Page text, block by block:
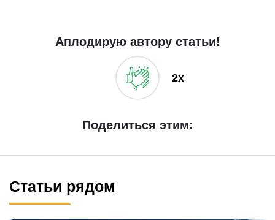
Аплодирую автору статьи!
2x
Поделиться этим:
Статьи рядом